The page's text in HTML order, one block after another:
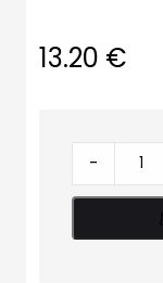
13.20 €
Apsauginis
vožtuvas,
galva
-